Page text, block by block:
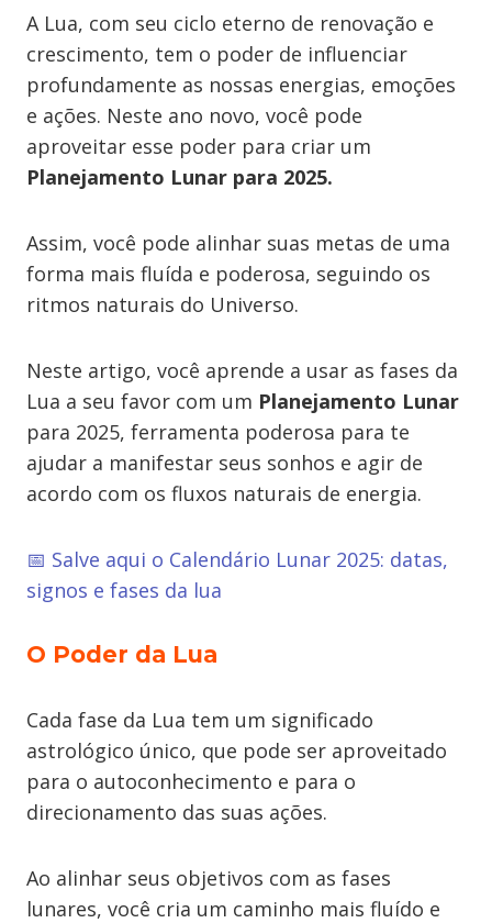
A Lua, com seu ciclo eterno de renovação e
crescimento, tem o poder de influenciar
profundamente as nossas energias, emoções
e ações. Neste ano novo, você pode
aproveitar esse poder para criar um
Planejamento Lunar para 2025.
Assim, você pode alinhar suas metas de uma
forma mais fluída e poderosa, seguindo os
ritmos naturais do Universo.
Neste artigo, você aprende a usar as fases da
Lua a seu favor com um Planejamento Lunar
para 2025, ferramenta poderosa para te
ajudar a manifestar seus sonhos e agir de
acordo com os fluxos naturais de energia.
📅 Salve aqui o Calendário Lunar 2025: datas,
signos e fases da lua
O Poder da Lua
Cada fase da Lua tem um significado
astrológico único, que pode ser aproveitado
para o autoconhecimento e para o
direcionamento das suas ações.
Ao alinhar seus objetivos com as fases
lunares, você cria um caminho mais fluído e